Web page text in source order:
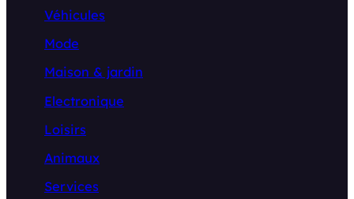
Véhicules
Mode
Maison & jardin
Electronique
Loisirs
Animaux
Services